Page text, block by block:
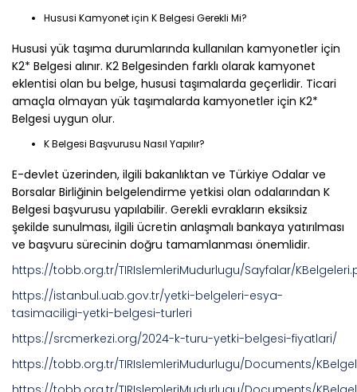
Hususi Kamyonet için K Belgesi Gerekli Mi?
Hususi yük taşıma durumlarında kullanılan kamyonetler için
K2* Belgesi alınır. K2 Belgesinden farklı olarak kamyonet
eklentisi olan bu belge, hususi taşımalarda geçerlidir. Ticari
amaçla olmayan yük taşımalarda kamyonetler için K2*
Belgesi uygun olur.
K Belgesi Başvurusu Nasıl Yapılır?
E-devlet üzerinden, ilgili bakanlıktan ve Türkiye Odalar ve
Borsalar Birliğinin belgelendirme yetkisi olan odalarından K
Belgesi başvurusu yapılabilir. Gerekli evrakların eksiksiz
şekilde sunulması, ilgili ücretin anlaşmalı bankaya yatırılması
ve başvuru sürecinin doğru tamamlanması önemlidir.
https://tobb.org.tr/TIRIslemleriMudurlugu/Sayfalar/
https://istanbul.uab.gov.tr/yetki-belgeleri-esya-
tasimaciligi-yetki-belgesi-turleri
https://srcmerkezi.org/2024-k-turu-yetki-belgesi-fiyatlari/
https://tobb.org.tr/TIRIslemleriMudurlugu/Documents/KBelgeleri/